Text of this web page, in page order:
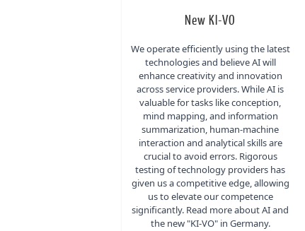
New KI-VO
We operate efficiently using the latest
technologies and believe AI will
enhance creativity and innovation
across service providers. While AI is
valuable for tasks like conception,
mind mapping, and information
summarization, human-machine
interaction and analytical skills are
crucial to avoid errors. Rigorous
testing of technology providers has
given us a competitive edge, allowing
us to elevate our competence
significantly. Read more about AI and
the new "KI-VO" in Germany.